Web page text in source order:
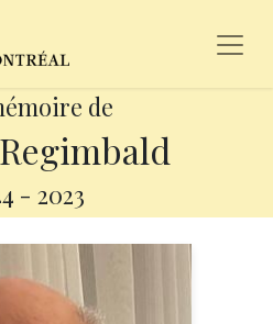
de
- 2023